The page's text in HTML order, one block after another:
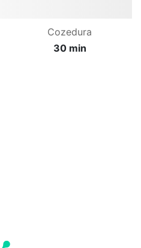
Cozedura
30 min